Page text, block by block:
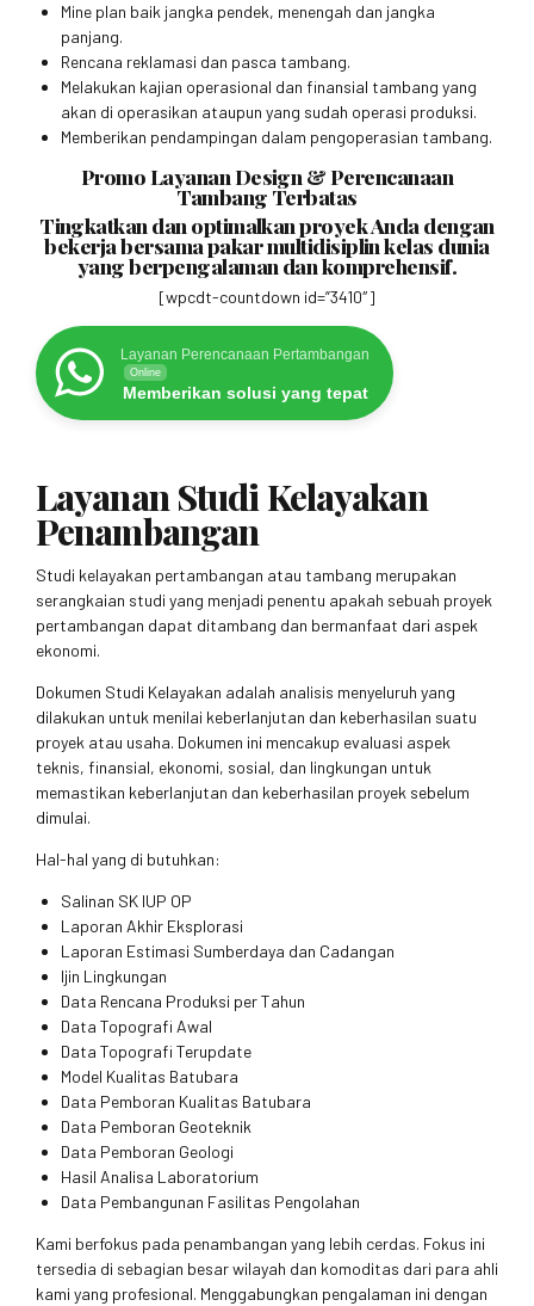
Mine plan baik jangka pendek, menengah dan jangka
panjang.
Rencana reklamasi dan pasca tambang.
Melakukan kajian operasional dan finansial tambang yang
akan di operasikan ataupun yang sudah operasi produksi.
Memberikan pendampingan dalam pengoperasian tambang.
Promo Layanan Design & Perencanaan
Tambang Terbatas
Tingkatkan dan optimalkan proyek Anda dengan
bekerja bersama pakar multidisiplin kelas dunia
yang berpengalaman dan komprehensif.
[wpcdt-countdown id=”3410″]
Layanan Perencanaan Pertambangan
Online
Memberikan solusi yang tepat
Layanan Studi Kelayakan
Penambangan
Studi kelayakan pertambangan atau tambang merupakan
serangkaian studi yang menjadi penentu apakah sebuah proyek
pertambangan dapat ditambang dan bermanfaat dari aspek
ekonomi.
Dokumen Studi Kelayakan adalah analisis menyeluruh yang
dilakukan untuk menilai keberlanjutan dan keberhasilan suatu
proyek atau usaha. Dokumen ini mencakup evaluasi aspek
teknis, finansial, ekonomi, sosial, dan lingkungan untuk
memastikan keberlanjutan dan keberhasilan proyek sebelum
dimulai.
Hal-hal yang di butuhkan:
Salinan SK IUP OP
Laporan Akhir Eksplorasi
Laporan Estimasi Sumberdaya dan Cadangan
Ijin Lingkungan
Data Rencana Produksi per Tahun
Data Topografi Awal
Data Topografi Terupdate
Model Kualitas Batubara
Data Pemboran Kualitas Batubara
Data Pemboran Geoteknik
Data Pemboran Geologi
Hasil Analisa Laboratorium
Data Pembangunan Fasilitas Pengolahan
Kami berfokus pada penambangan yang lebih cerdas. Fokus ini
tersedia di sebagian besar wilayah dan komoditas dari para ahli
kami yang profesional. Menggabungkan pengalaman ini dengan